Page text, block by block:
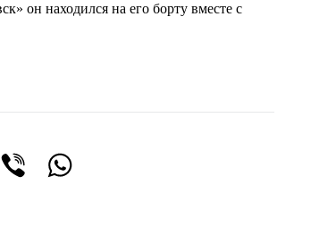
он находился на его борту вместе с